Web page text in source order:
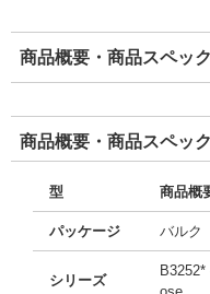
商品概要・商品スペック
商品概要・商品スペック
型 商品概
パッケージ バルク
シリーズ